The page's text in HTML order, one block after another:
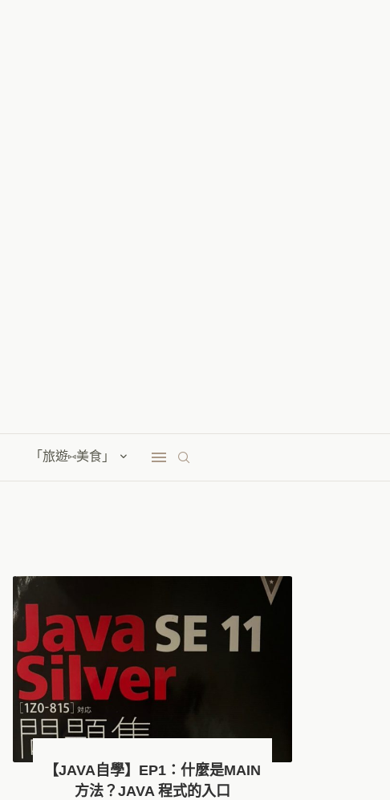
「旅遊⑅美食」
【JAVA自學】EP1：什麼是MAIN
方法？JAVA 程式的入口